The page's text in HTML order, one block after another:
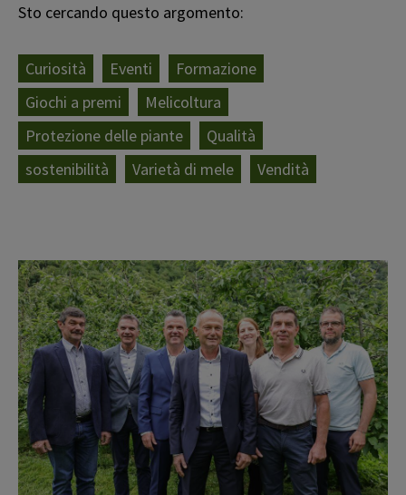
Sto cercando questo argomento:
Curiosità Eventi
Formazione
Giochi a premi
Melicoltura
Protezione delle piante
Qualità
sostenibilità
Varietà di mele Vendità